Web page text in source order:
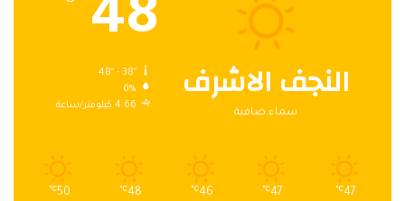
النجف الاشرف
سماء صافية
48
48º - 38º
6%
4.66 كيلومتر/ساعة
47
℃
47
℃
46
℃
48
℃
50
℃